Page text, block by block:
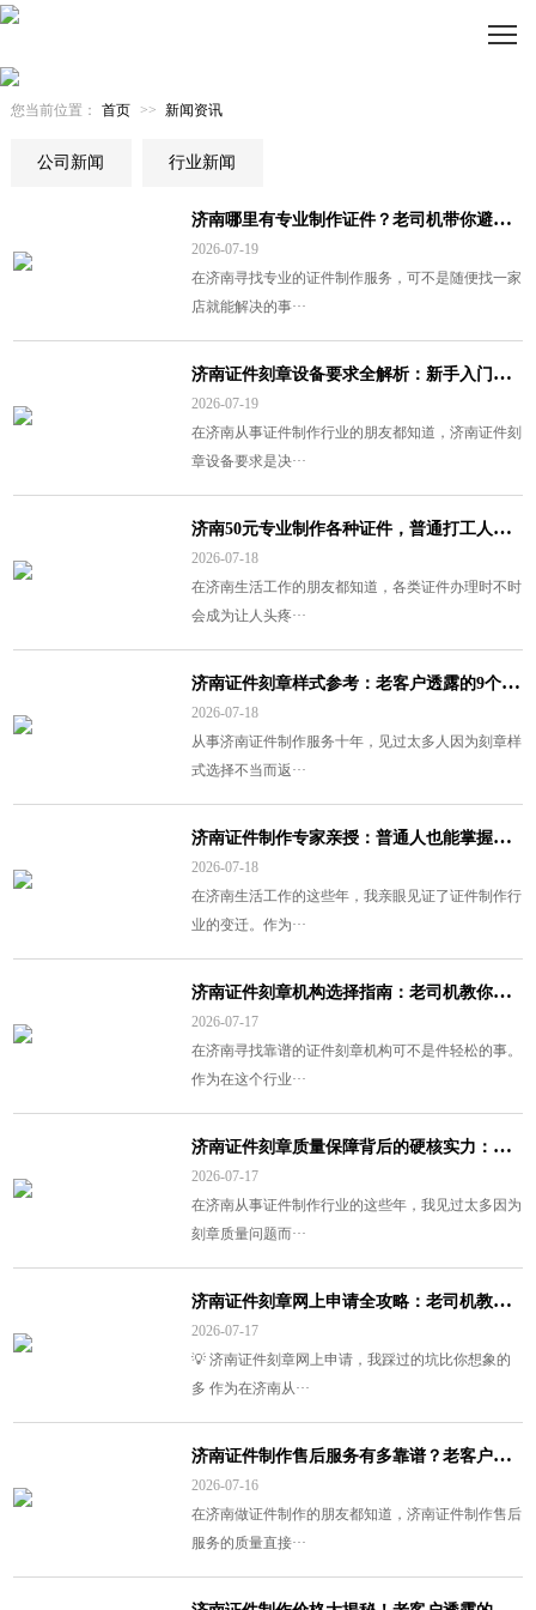
您当前位置： 首页 >> 新闻资讯
公司新闻 行业新闻
济
南哪里有专业制作证件？老司机带你避坑选靠谱团队
2026-07-19
在济南寻找专业的证件制作服务，可不是随便找一家
店就能解决的事···
济
南证件刻章设备要求全解析：新手入门必知的核心要点
2026-07-19
在济南从事证件制作行业的朋友都知道，济南证件刻
章设备要求是决···
济
南50元专业制作各种证件，普通打工人省心又省钱的秘密武器
2026-07-18
在济南生活工作的朋友都知道，各类证件办理时不时
会成为让人头疼···
济
南证件刻章样式参考：老客户透露的9个实用设计要点
2026-07-18
从事济南证件制作服务十年，见过太多人因为刻章样
式选择不当而返···
济
南证件制作专家亲授：普通人也能掌握的专业办证技巧
2026-07-18
在济南生活工作的这些年，我亲眼见证了证件制作行
业的变迁。作为···
济
南证件刻章机构选择指南：老司机教你避开这5大雷区
2026-07-17
在济南寻找靠谱的证件刻章机构可不是件轻松的事。
作为在这个行业···
济
南证件刻章质量保障背后的硬核实力：从业十年的真实洞察
2026-07-17
在济南从事证件制作行业的这些年，我见过太多因为
刻章质量问题而···
济
南证件刻章网上申请全攻略：老司机教你避开这7大坑！
2026-07-17
💡 济南证件刻章网上申请，我踩过的坑比你想象的
多 作为在济南从···
济
南证件制作售后服务有多靠谱？老客户告诉你真实体验
2026-07-16
在济南做证件制作的朋友都知道，济南证件制作售后
服务的质量直接···